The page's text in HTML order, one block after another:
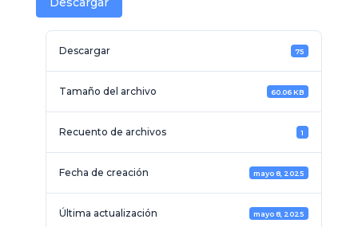
Descargar 75
Tamaño del archivo 60.06 KB
Recuento de archivos 1
Fecha de creación mayo 8, 2025
Última actualización mayo 8, 2025